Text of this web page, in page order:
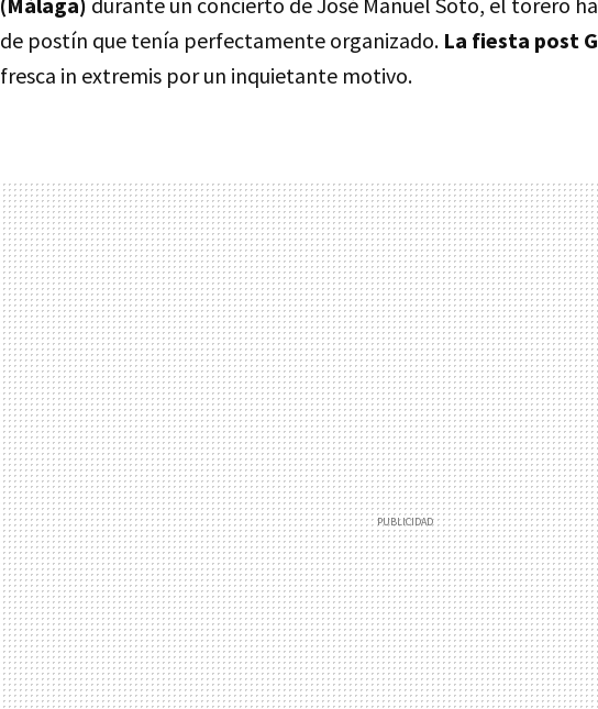
de postín que tenía perfectamente organizado. La fiesta post
fresca in extremis por un inquietante motivo.